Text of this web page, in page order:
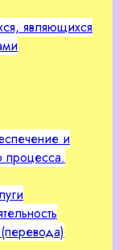
являющихся
и
процесса.